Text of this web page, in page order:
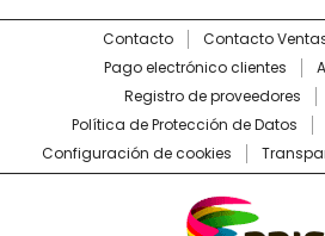
Contacto Contacto
Pago electrónico clientes
Registro de proveedores
Política de Protección de Datos
Configuración de cookies